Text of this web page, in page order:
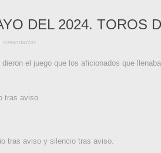
DEL 2024. TOROS
comentarios
el juego que los aficionados que
tras aviso
tras aviso y silencio tras aviso.